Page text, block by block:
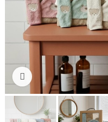
Clicca per ingrandire